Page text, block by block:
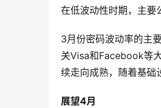
在低波动性时期，主要
3月份密码波动率的主
关Visa和Facebook等
续走向成熟，随着基础
展望4月